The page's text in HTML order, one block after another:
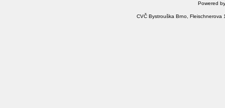
Powered
CVČ Bystrouška Brno,